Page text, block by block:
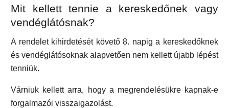
Mit kellett tennie a kereskedőnek vagy
vendéglátósnak?
A rendelet kihirdetését követő 8. napig a kereskedőknek
és vendéglátósoknak alapvetően nem kellett újabb lépést
tenniük.
Várniuk kellett arra, hogy a megrendelésükre kapnak-e
forgalmazói visszaigazolást.